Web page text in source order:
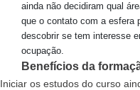
ainda não decidiram qual
que o contato com a esfera
descobrir se tem interesse
ocupação.
Benefícios da
Iniciar os estudos do curso